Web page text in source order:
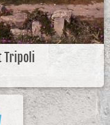
Tripoli